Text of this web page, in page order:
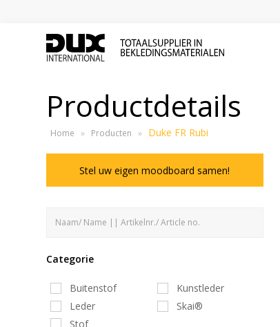
Productdetails
Home » Producten » Duke FR Rubi
Stel uw eigen moodboard samen!
Categorie
Buitenstof
Kunstleder
Leder
Skai®
Stof